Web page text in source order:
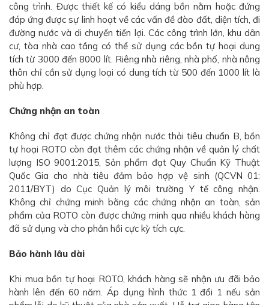
công trình. Được thiết kế có kiểu dáng bồn nằm hoặc đứng
đáp ứng được sự linh hoạt về các vấn đề đào đất, diện tích, đi
đường nước và di chuyển tiển lợi. Các công trình lớn, khu dân
cư, tòa nhà cao tầng có thể sử dụng các bồn tự hoại dung
tích từ 3000 đến 8000 lít. Riêng nhà riêng, nhà phố, nhà nông
thôn chỉ cần sử dụng loại có dung tích từ 500 đến 1000 lít là
phù hợp.
Chứng nhận an toàn
Không chỉ đạt được chứng nhận nước thải tiêu chuẩn B, bồn
tự hoại ROTO còn đạt thêm các chứng nhận về quản lý chất
lượng ISO 9001:2015, Sản phẩm đạt Quy Chuẩn Kỹ Thuật
Quốc Gia cho nhà tiêu đảm bảo hợp vệ sinh (QCVN 01:
2011/BYT) do Cục Quản lý môi trường Y tế công nhận.
Không chỉ chứng minh bằng các chứng nhận an toàn, sản
phẩm của ROTO còn được chứng minh qua nhiều khách hàng
đã sử dụng và cho phản hồi cực kỳ tích cực.
Bảo hành lâu dài
Khi mua bồn tự hoại ROTO, khách hàng sẽ nhận ưu đãi bảo
hành lên đến 60 năm. Áp dụng hình thức 1 đổi 1 nếu sản